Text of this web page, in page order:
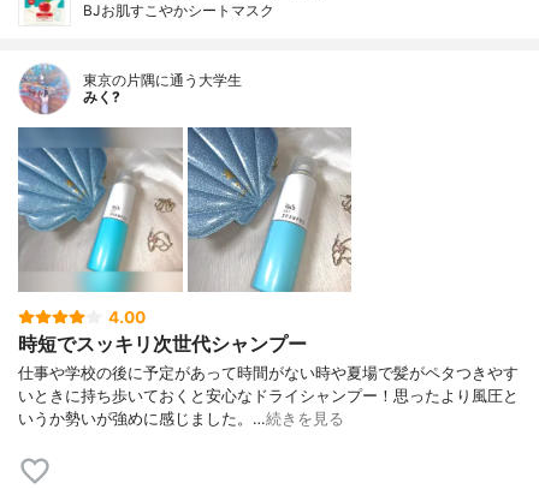
BJお肌すこやかシートマスク
東京の片隅に通う大学生
みく?
4.00
時短でスッキリ次世代シャンプー
仕事や学校の後に予定があって時間がない時や夏場で髪がペタつきやす
いときに持ち歩いておくと安心なドライシャンプー！ 思ったより風圧と
いうか勢いが強めに感じました。…続きを見る